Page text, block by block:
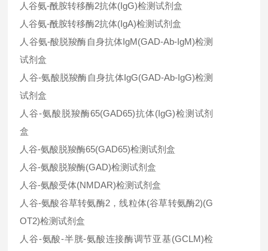
人谷氨-酰胺转移酶2抗体(IgG)检测试剂盒
人谷氨-酰胺转移酶2抗体(IgA)检测试剂盒
人谷氨-酸脱羧酶自身抗体IgM(GAD-Ab-IgM)检测
试剂盒
人谷-氨酸脱羧酶自身抗体IgG(GAD-Ab-IgG)检测
试剂盒
人谷-氨酸脱羧酶65(GAD65)抗体(IgG)检测试剂
盒
人谷-氨酸脱羧酶65(GAD65)检测试剂盒
人谷-氨酸脱羧酶(GAD)检测试剂盒
人谷-氨酸受体(NMDAR)检测试剂盒
人谷-氨酸谷草转氨酶2，线粒体(谷草转氨酶2)(G
OT2)检测试剂盒
人谷-氨酸-半胱-氨酸连接酶调节亚基(GCLM)检